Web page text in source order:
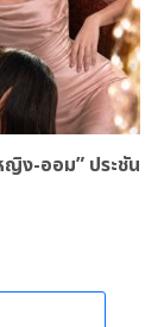
ง-ออม” ประชัน